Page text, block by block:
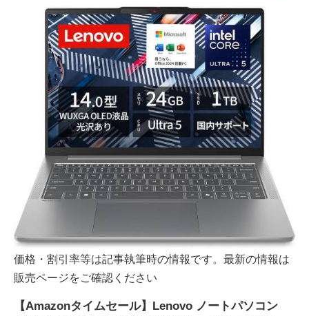
価格・割引率等は記事執筆時の情報です。最新の情報は
販売ページをご確認ください
【Amazonタイムセール】Lenovo ノートパソコン